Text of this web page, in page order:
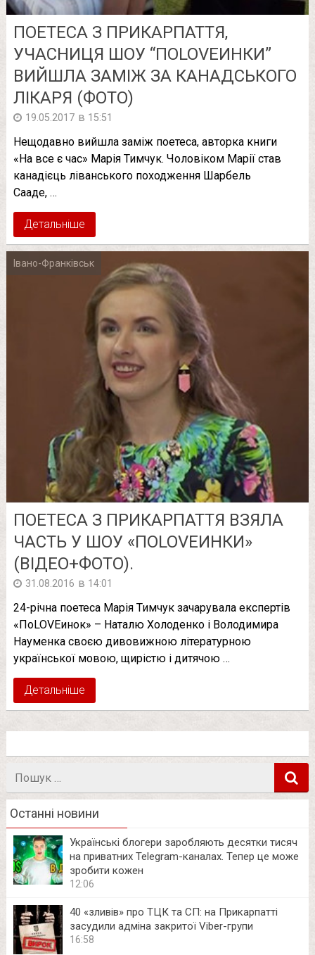
ПОЕТЕСА З ПРИКАРПАТТЯ,
УЧАСНИЦЯ ШОУ “ПОLOVEИНКИ”
ВИЙШЛА ЗАМІЖ ЗА КАНАДСЬКОГО
ЛІКАРЯ (ФОТО)
19.05.2017 в 15:51
Нещодавно вийшла заміж поетеса, авторка книги
«На все є час» Марія Тимчук. Чоловіком Марії став
канадієць ліванського походження Шарбель
Сааде, …
Детальніше
Івано-Франківськ
ПОЕТЕСА З ПРИКАРПАТТЯ ВЗЯЛА
ЧАСТЬ У ШОУ «ПОLOVEИНКИ»
(ВІДЕО+ФОТО).
31.08.2016 в 14:01
24-річна поетеса Марія Тимчук зачарувала експертів
«ПоLOVEинок» – Наталю Холоденко і Володимира
Науменка своєю дивовижною літературною
української мовою, щирістю і дитячою …
Детальніше
Останні новини
Українські блогери заробляють десятки тисяч
на приватних Telegram-каналах. Тепер це може
зробити кожен
12:06
40 «зливів» про ТЦК та СП: на Прикарпатті
засудили адміна закритої Viber-групи
16:58